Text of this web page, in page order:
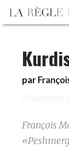
par
20 septembre
François